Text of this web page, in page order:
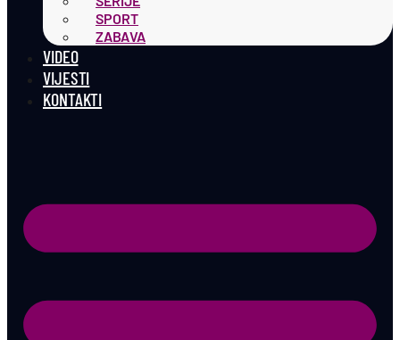
SPORT
ZABAVA
VIDEO
VIJESTI
KONTAKTI